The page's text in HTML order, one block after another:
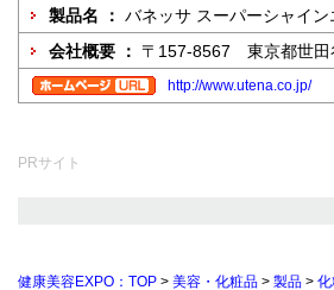
製品名 ： バネッサ スーパーシャイン
会社概要 ： 〒157-8567 東京都世田
http://www.utena.co.jp/
PRサイト
健康美容EXPO：TOP > 美容・化粧品 > 製品 >